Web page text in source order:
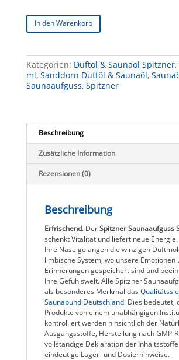
Spitzner
Saunaaufguss
ml
Menge
In den Warenkorb
Kategorien: Duftöl & Saunaöl Spitzner,
ml, Sanddorn Duftöl & Saunaöl,
Saunaaufguss, Spitzner
Beschreibung
Zusätzliche Information
Rezensionen (0)
Beschreibung
Erfrischend. DerSpitzner Saunaaufguss
schenkt Vitalität und liefert neue
Ihre Nase gelangen die winzigen
limbische System, wo unsere Emotionen
Erinnerungen gespeichert sind und
Ihre Gefühlswelt. Alle Spitzner
als besonderes Merkmal das
Saunabund Deutschland. Dies bedeutet,
Produkte von einem unabhängigen
kontrolliert werden hinsichtlich der
Ausgangsstoffe, Herstellung nach GMP-
vollständige Deklaration der
eindeutige Lager- und Dosierhinweise.